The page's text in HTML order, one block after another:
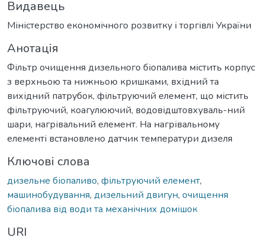
Видавець
Міністерство економічного розвитку і торгівлі України
Анотація
Фільтр очищення дизельного біопалива містить корпус
з верхньою та нижньою кришками, вхідний та
вихідний патрубок, фільтруючий елемент, що містить
фільтруючий, коагулюючий, водовідштовхуваль-ний
шари, нагрівальний елемент. На нагрівальному
елементі встановлено датчик температури дизеля
Ключові слова
дизельне біопаливо, фільтруючий елемент,
машинобудування, дизельний двигун, очищення
біопалива від води та механічних домішок
URI